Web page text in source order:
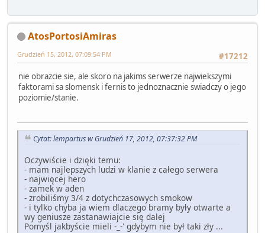
AtosPortosiAmiras
#17212
Grudzień 15, 2012, 07:09:54 PM
nie obrazcie sie, ale skoro na jakims serwerze najwiekszymi
faktorami sa slomensk i fernis to jednoznacznie swiadczy o jego
poziomie/stanie.
Cytat: lempartus w Grudzień 17, 2012, 07:37:32 PM
Oczywiście i dzięki temu:
- mam najlepszych ludzi w klanie z całego serwera
- najwięcej hero
- zamek w aden
- zrobiliśmy 3/4 z dotychczasowych smokow
- i tylko chyba ja wiem dlaczego bramy były otwarte a
wy geniusze zastanawiajcie się dalej
Pomyśl jakbyście mieli -_-' gdybym nie był taki zły ...